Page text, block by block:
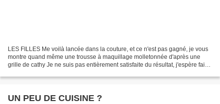
LES FILLES Me voilà lancée dans la couture, et ce n'est pas gagné, je vous
montre quand même une trousse à maquillage molletonnée d'après une
grille de cathy Je ne suis pas entièrement satisfaite du résultat, j'espère faire
UN PEU DE CUISINE ?